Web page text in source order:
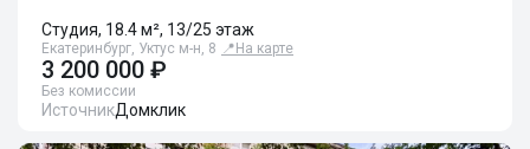
Студия, 18.4 м², 13/25 этаж
Екатеринбург, Уктус м-н, 8 📍 На карте
3 200 000 ₽
Без комиссии
ИсточникДомклик